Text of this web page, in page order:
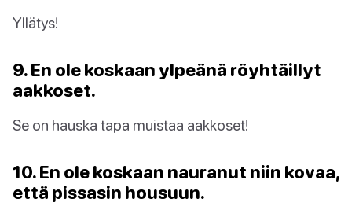
Yllätys!
9. En ole koskaan ylpeänä röyhtäillyt
aakkoset.
Se on hauska tapa muistaa aakkoset!
10. En ole koskaan nauranut niin kovaa,
että pissasin housuun.